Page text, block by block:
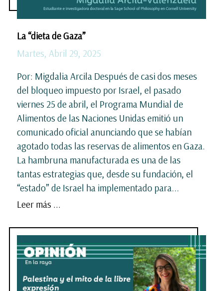
La “dieta de Gaza”
Martes, Abril 29, 2025
Por: Migdalia Arcila Después de casi dos meses
del bloqueo impuesto por Israel, el pasado
viernes 25 de abril, el Programa Mundial de
Alimentos de las Naciones Unidas emitió un
comunicado oficial anunciando que se habían
agotado todas las reservas de alimentos en Gaza.
La hambruna manufacturada es una de las
tantas estrategias que, desde su fundación, el
“estado” de Israel ha implementado para...
Leer más ...